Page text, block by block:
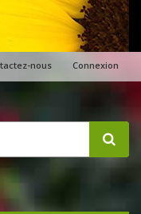
Connexion
nous